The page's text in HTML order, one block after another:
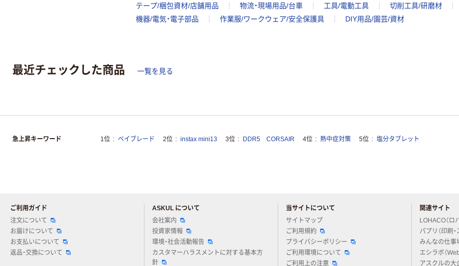
テープ/梱包資材/店舗用品 物流・現場用品/台車 工具/電動工具 切削工具/研磨材
機器/電気・電子部品
作業服/ワークウェア/安全保護具 DIY用品/園芸/資材
最近チェックした商品 一覧を見る
急上昇キーワード 1位 ベイブレード 2位 instax mini13 3位 DDR5 CORSAIR 4位 熱中症対策 5位 塩分タブレット
ご利用ガイド
注文について
お届けについて
お支払いについて
返品・交換について
ASKUL について
会社案内
投資家情報
環境・社会活動報告
カスタマーハラスメントに対する基本方
針
当サイトについて
サイトマップ
ご利用規約
プライバシーポリシー
ご利用環境について
ご利用上の注意
関連サイト
LOHACO（ロ
パプリ（印刷・
みんなの仕事
エシラボ（
アスクルの大